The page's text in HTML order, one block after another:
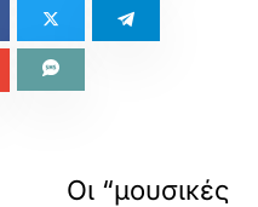
Οι “μουσικές